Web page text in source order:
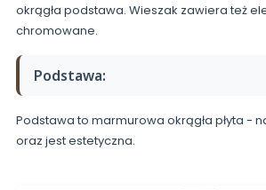
okrągła podstawa. Wieszak zawiera też
chromowane.
Podstawa:
Podstawa to marmurowa okrągła płyta -
oraz jest estetyczna.